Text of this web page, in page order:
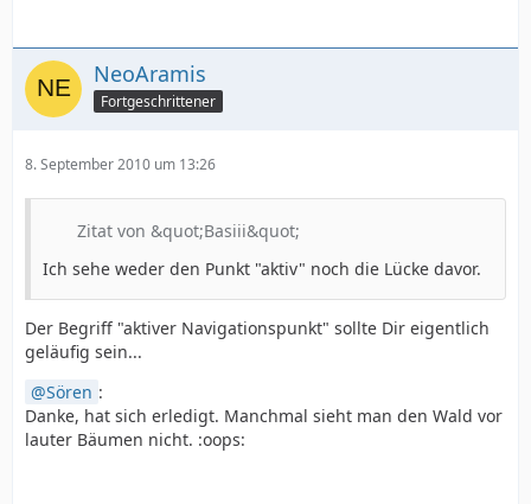
NeoAramis
Fortgeschrittener
8. September 2010 um 13:26
Zitat von &quot;Basiii&quot;
Ich sehe weder den Punkt "aktiv" noch die Lücke davor.
Der Begriff "aktiver Navigationspunkt" sollte Dir eigentlich
geläufig sein...
Sören :
Danke, hat sich erledigt. Manchmal sieht man den Wald vor
lauter Bäumen nicht. :oops: